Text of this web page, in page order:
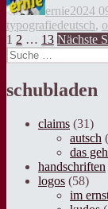
ernie2024
typografieTags
deutsch,
der
Beiträge
Seite
1 Seite
2 … Seite
13 Nächste
Suche
nach:
schubladen
claims (31)
autsch
das
handschriften
logos (58)
im